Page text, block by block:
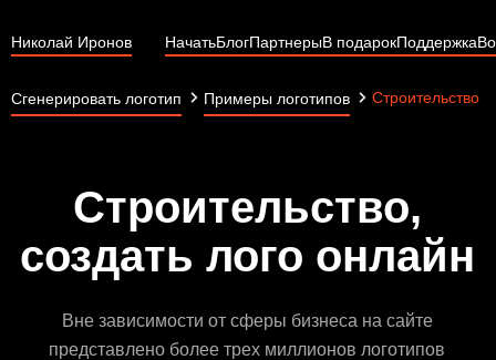
Николай Иронов НачатьБлогПартнерыВ подарокПоддержка
Сгенерировать логотип Примеры логотипов Строительство
Строительство,
создать лого онлайн
Вне зависимости от сферы бизнеса на сайте
представлено более трех миллионов логотипов